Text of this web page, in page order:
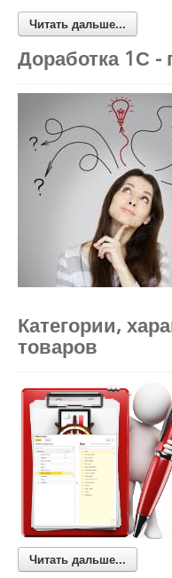
Читать дальше...
Доработка 1С -
Категории,
товаров
Читать дальше...